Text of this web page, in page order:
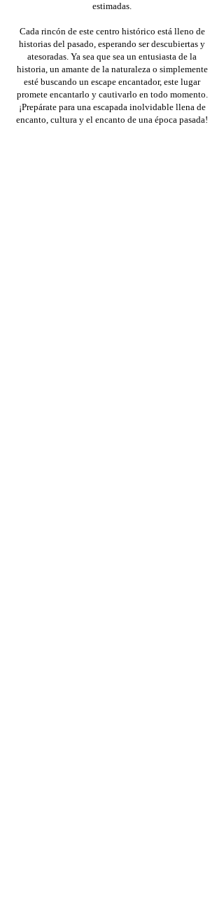
estimadas.​
Cada rincón de este centro histórico está lleno de
historias del pasado, esperando ser descubiertas y
atesoradas. Ya sea que sea un entusiasta de la
historia, un amante de la naturaleza o simplemente
esté buscando un escape encantador, este lugar
promete encantarlo y cautivarlo en todo momento.
¡Prepárate para una escapada inolvidable llena de
encanto, cultura y el encanto de una época pasada!